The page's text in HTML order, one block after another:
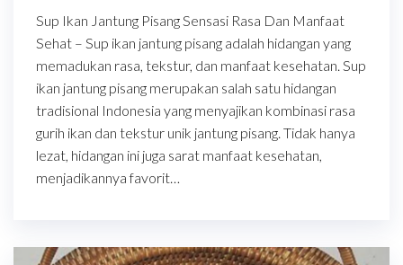
Sup Ikan Jantung Pisang Sensasi Rasa Dan Manfaat
Sehat – Sup ikan jantung pisang adalah hidangan yang
memadukan rasa, tekstur, dan manfaat kesehatan. Sup
ikan jantung pisang merupakan salah satu hidangan
tradisional Indonesia yang menyajikan kombinasi rasa
gurih ikan dan tekstur unik jantung pisang. Tidak hanya
lezat, hidangan ini juga sarat manfaat kesehatan,
menjadikannya favorit…